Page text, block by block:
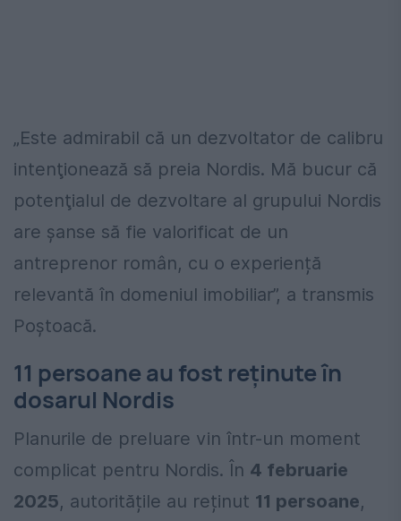
„Este admirabil că un dezvoltator de calibru
intenţionează să preia Nordis. Mă bucur că
potenţialul de dezvoltare al grupului Nordis
are şanse să fie valorificat de un
antreprenor român, cu o experiență
relevantă în domeniul imobiliar”, a transmis
Poștoacă.
11 persoane au fost reținute în
dosarul Nordis
Planurile de preluare vin într-un moment
complicat pentru Nordis. În 4 februarie
2025, autoritățile au reținut 11 persoane,